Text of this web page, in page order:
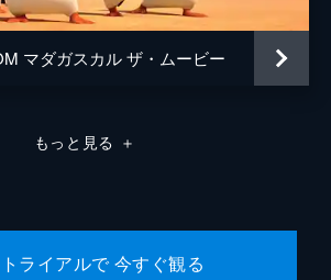
マダガスカル ザ・ムービー
もっと見る ＋
ライアルで 今すぐ観る